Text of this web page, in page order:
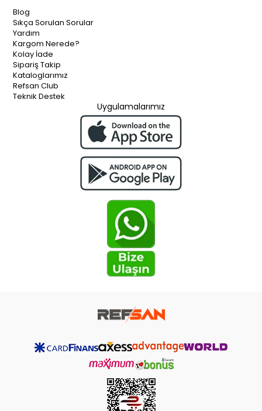
Blog
Sıkça Sorulan Sorular
Yardım
Kargom Nerede?
Kolay İade
Sipariş Takip
Kataloglarımız
Refsan Club
Teknik Destek
Uygulamalarımız